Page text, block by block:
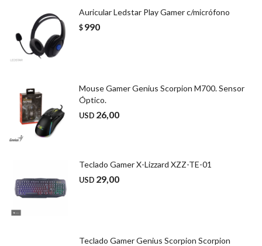
Auricular Ledstar Play Gamer c/micrófono
$990
Mouse Gamer Genius Scorpion M700. Sensor
Óptico.
USD 26,00
Teclado Gamer X-Lizzard XZZ-TE-01
USD 29,00
Teclado Gamer Genius Scorpion Scorpion